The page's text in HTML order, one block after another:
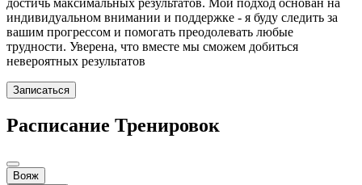
достичь максимальных результатов. Мой подход основан на
индивидуальном внимании и поддержке - я буду следить за
вашим прогрессом и помогать преодолевать любые
трудности. Уверена, что вместе мы сможем добиться
невероятных результатов
Записаться
Расписание Тренировок
Вояж